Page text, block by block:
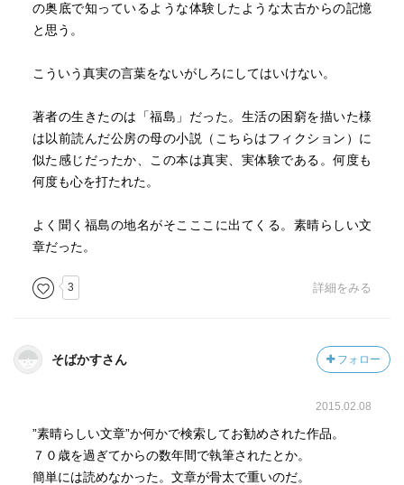
の奥底で知っているような体験したような太古からの記憶
と思う。
こういう真実の言葉をないがしろにしてはいけない。
著者の生きたのは「福島」だった。生活の困窮を描いた様
は以前読んだ公房の母の小説（こちらはフィクション）に
似た感じだったか、この本は真実、実体験である。何度も
何度も心を打たれた。
よく聞く福島の地名がそこここに出てくる。素晴らしい文
章だった。
3 詳細をみる
そばかすさん フォロー
2015.02.08
”素晴らしい文章”か何かで検索してお勧めされた作品。
７０歳を過ぎてからの数年間で執筆されたとか。
簡単には読めなかった。文章が骨太で重いのだ。